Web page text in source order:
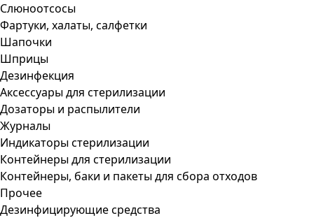
Слюноотсосы
Фартуки, халаты, салфетки
Шапочки
Шприцы
Дезинфекция
Аксессуары для стерилизации
Дозаторы и распылители
Журналы
Индикаторы стерилизации
Контейнеры для стерилизации
Контейнеры, баки и пакеты для сбора отходов
Прочее
Дезинфицирующие средства